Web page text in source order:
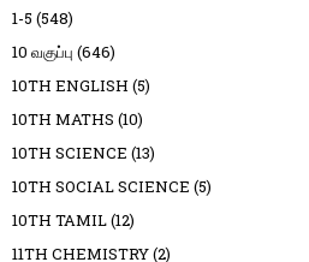
1-5 (548)
10 வகுப்பு (646)
10TH ENGLISH (5)
10TH MATHS (10)
10TH SCIENCE (13)
10TH SOCIAL SCIENCE (5)
10TH TAMIL(12)
11TH CHEMISTRY(2)